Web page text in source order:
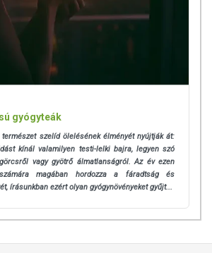
gyógyteák
természet szelíd ölelésének élményét nyújtják át:
kínál valamilyen testi-lelki bajra, legyen szó
vagy gyötrő álmatlanságról. Az év ezen
magában hordozza a fáradtság és
írásunkban ezért olyan gyógynövényeket gyűjt...